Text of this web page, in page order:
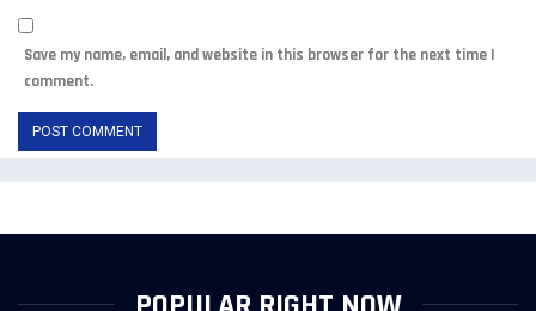
Save my name, email, and website in this browser for the next time I
comment.